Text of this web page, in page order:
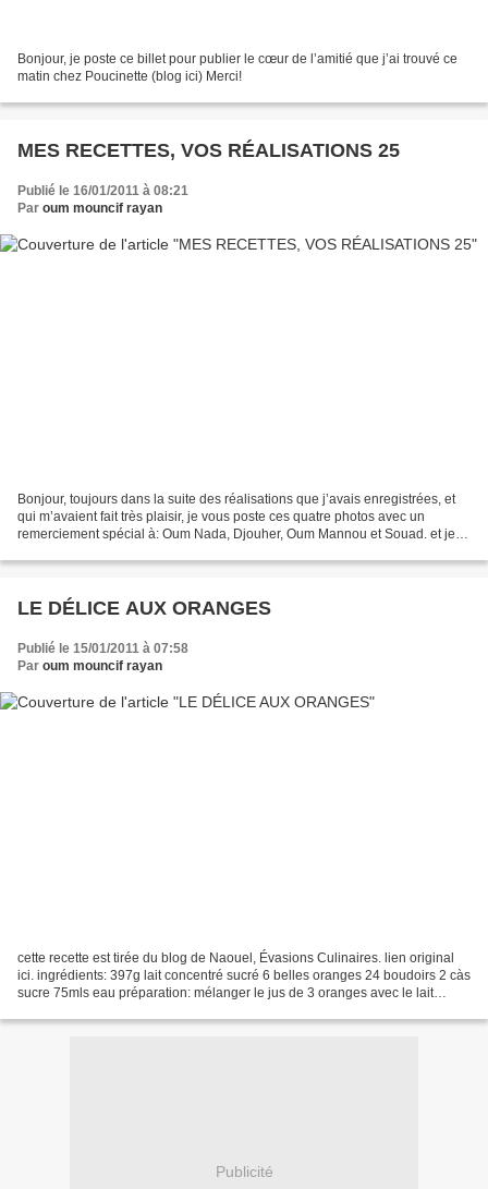
Bonjour, je poste ce billet pour publier le cœur de l’amitié que j’ai trouvé ce
matin chez Poucinette (blog ici) Merci!
MES RECETTES, VOS RÉALISATIONS 25
Publié le 16/01/2011 à 08:21
Par oum mouncif rayan
Bonjour, toujours dans la suite des réalisations que j’avais enregistrées, et
qui m’avaient fait très plaisir, je vous poste ces quatre photos avec un
remerciement spécial à: Oum Nada, Djouher, Oum Mannou et Souad. et je
LE DÉLICE AUX ORANGES
Publié le 15/01/2011 à 07:58
Par oum mouncif rayan
cette recette est tirée du blog de Naouel, Évasions Culinaires. lien original
ici. ingrédients: 397g lait concentré sucré 6 belles oranges 24 boudoirs 2 càs
sucre 75mls eau préparation: mélanger le jus de 3 oranges avec le lait
Publicité